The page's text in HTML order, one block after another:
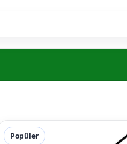
Popüler